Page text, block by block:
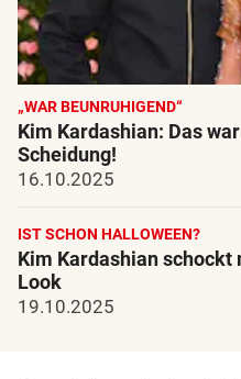
„WAR BEUNRUHIGEND“
Kim Kardashian: Das
Scheidung!
16.10.2025
IST SCHON HALLOWEEN?
Kim Kardashian
Look
19.10.2025